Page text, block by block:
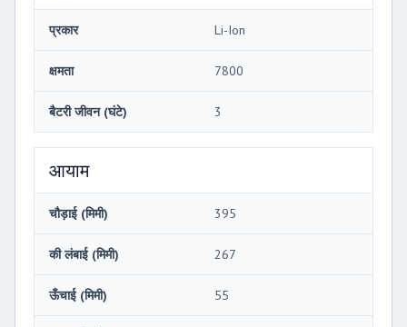
प्रकार Li-Ion
क्षमता 7800
बैटरी जीवन (घंटे) 3
आयाम
चौड़ाई (मिमी) 395
की लंबाई (मिमी) 267
ऊँचाई (मिमी) 55